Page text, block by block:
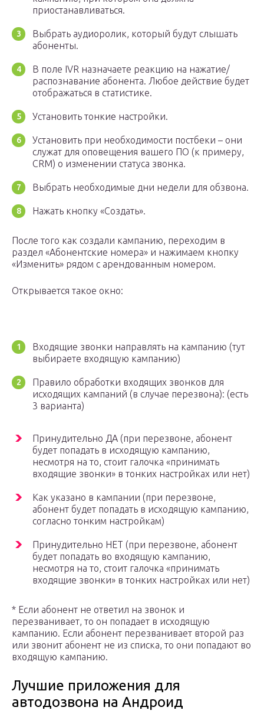
приостанавливаться.
Выбрать аудиоролик, который будут слышать
абоненты.
В поле IVR назначаете реакцию на нажатие/
распознавание абонента. Любое действие будет
отображаться в статистике.
Установить тонкие настройки.
Установить при необходимости постбеки – они
служат для оповещения вашего ПО (к примеру,
CRM) о изменении статуса звонка.
Выбрать необходимые дни недели для обзвона.
Нажать кнопку «Создать».
После того как создали кампанию, переходим в
раздел «Абонентские номера» и нажимаем кнопку
«Изменить» рядом с арендованным номером.
Открывается такое окно:
Входящие звонки направлять на кампанию (тут
выбираете входящую кампанию)
Правило обработки входящих звонков для
исходящих кампаний (в случае перезвона): (есть
3 варианта)
Принудительно ДА (при перезвоне, абонент
будет попадать в исходящую кампанию,
несмотря на то, стоит галочка «принимать
входящие звонки» в тонких настройках или нет)
Как указано в кампании (при перезвоне,
абонент будет попадать в исходящую кампанию,
согласно тонким настройкам)
Принудительно НЕТ (при перезвоне, абонент
будет попадать во входящую кампанию,
несмотря на то, стоит галочка «принимать
входящие звонки» в тонких настройках или нет)
* Если абонент не ответил на звонок и
перезванивает, то он попадает в исходящую
кампанию. Если абонент перезванивает второй раз
или звонит абонент не из списка, то они попадают во
входящую кампанию.
Лучшие приложения для
автодозвона на Андроид